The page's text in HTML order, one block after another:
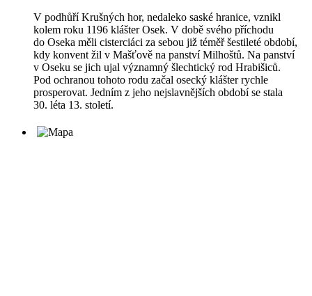
V podhůří Krušných hor, nedaleko saské hranice, vznikl
kolem roku 1196 klášter Osek. V době svého příchodu
do Oseka měli cisterciáci za sebou již téměř šestileté období,
kdy konvent žil v Mašťově na panství Milhoštů. Na panství
v Oseku se jich ujal významný šlechtický rod Hrabišiců.
Pod ochranou tohoto rodu začal osecký klášter rychle
prosperovat. Jedním z jeho nejslavnějších období se stala
30. léta 13. století.